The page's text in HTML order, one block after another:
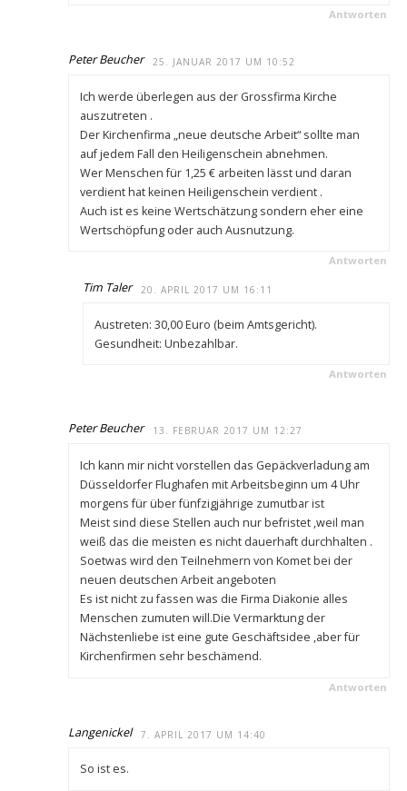
Antworten
Peter Beucher 25. JANUAR 2017 UM 10:52
Ich werde überlegen aus der Grossfirma Kirche
auszutreten .
Der Kirchenfirma „neue deutsche Arbeit“ sollte man
auf jedem Fall den Heiligenschein abnehmen.
Wer Menschen für 1,25 € arbeiten lässt und daran
verdient hat keinen Heiligenschein verdient .
Auch ist es keine Wertschätzung sondern eher eine
Wertschöpfung oder auch Ausnutzung.
Antworten
Tim Taler 20. APRIL 2017 UM 16:11
Austreten: 30,00 Euro (beim Amtsgericht).
Gesundheit: Unbezahlbar.
Antworten
Peter Beucher 13. FEBRUAR 2017 UM 12:27
Ich kann mir nicht vorstellen das Gepäckverladung am
Düsseldorfer Flughafen mit Arbeitsbeginn um 4 Uhr
morgens für über fünfzigjährige zumutbar ist
Meist sind diese Stellen auch nur befristet ,weil man
weiß das die meisten es nicht dauerhaft durchhalten .
Soetwas wird den Teilnehmern von Komet bei der
neuen deutschen Arbeit angeboten
Es ist nicht zu fassen was die Firma Diakonie alles
Menschen zumuten will.Die Vermarktung der
Nächstenliebe ist eine gute Geschäftsidee ,aber für
Kirchenfirmen sehr beschämend.
Antworten
Langenickel 7. APRIL 2017 UM 14:40
So ist es.